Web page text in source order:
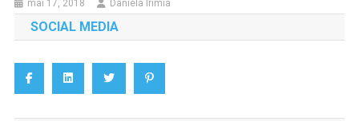
mai 17, 2018 Daniela Irimia
SOCIAL MEDIA